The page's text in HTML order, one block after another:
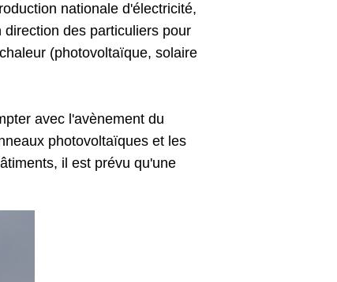
nationale d'électricité,
des particuliers pour
(photovoltaïque, solaire
avec l'avènement du
photovoltaïques et les
il est prévu qu'une